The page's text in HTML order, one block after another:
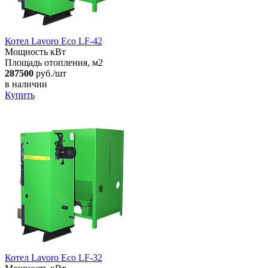
Котел Lavoro Eco LF-42
Мощность кВт
Площадь отопления, м2
287500 руб./шт
в наличии
Купить
Котел Lavoro Eco LF-32